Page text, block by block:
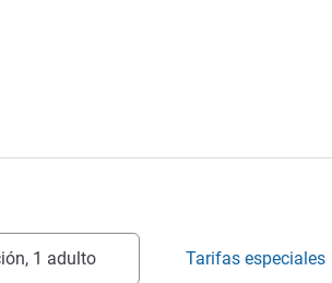
1 adulto Tarifas especiales